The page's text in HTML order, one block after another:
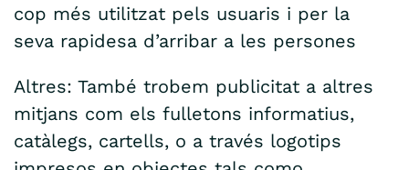
cop més utilitzat pels usuaris i per la
seva rapidesa d’arribar a les persones
Altres: També trobem publicitat a altres
mitjans com els fulletons informatius,
catàlegs, cartells, o a través logotips